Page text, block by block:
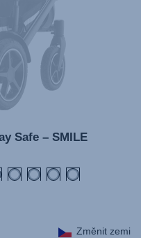
Safe – SMILE
Změnit zemi